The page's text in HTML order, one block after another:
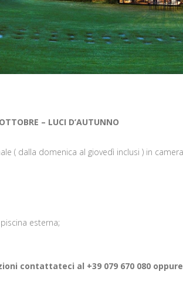
– LUCI D’AUTUNNO
( dalla domenica al giovedì inclusi ) in
esterna;
contattateci al +39 079 670 080